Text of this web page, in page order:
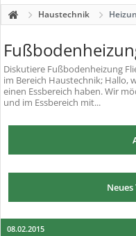
Haustechnik
Diskutiere Fußbodenheizung
im Bereich Haustechnik; Hallo,
einen Essbereich haben. Wir
und im Essbereich mit...
08.02.2015